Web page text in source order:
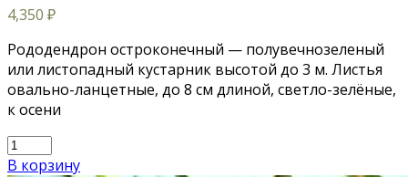
4,350 ₽
Рододендрон остроконечный — полувечнозеленый
или листопадный кустарник высотой до 3 м. Листья
овально-ланцетные, до 8 см длиной, светло-зелёные,
к осени
В корзину